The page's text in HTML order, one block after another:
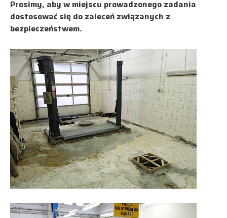
Prosimy, aby w miejscu prowadzonego zadania
dostosować się do zaleceń związanych z
bezpieczeństwem.